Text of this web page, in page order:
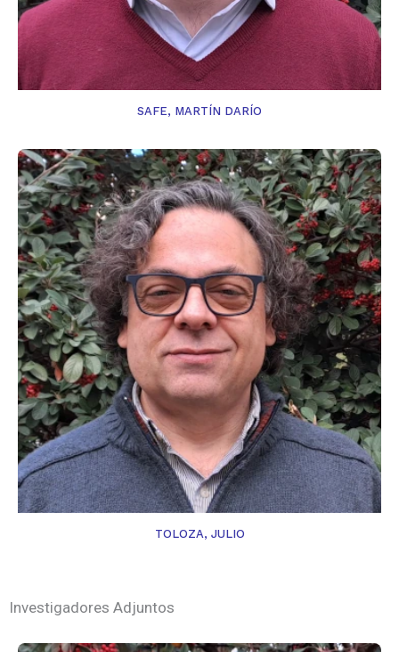
SAFE, MARTÍN DARÍO
TOLOZA, JULIO
Investigadores Adjuntos